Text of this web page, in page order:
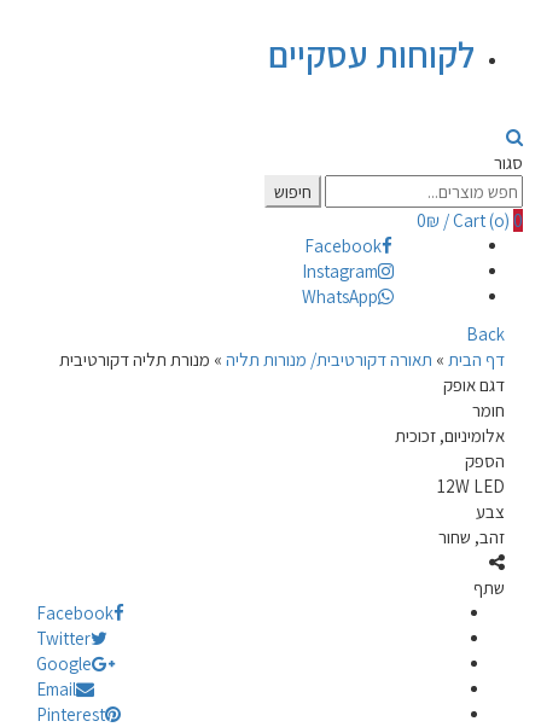
לקוחות עסקיים
סגור
Search
for:
חיפוש
Cart (o) 0
/
0₪
Facebook
Instagram
WhatsApp
Back
דף הבית » תאורה דקורטיבית/ מנורות תליה » מנורת תליה דקורטיבית
דגם אופק
חומר
אלומיניום, זכוכית
הספק
12W LED
צבע
זהב, שחור
שתף
Facebook
Twitter
Google
Email
Pinterest